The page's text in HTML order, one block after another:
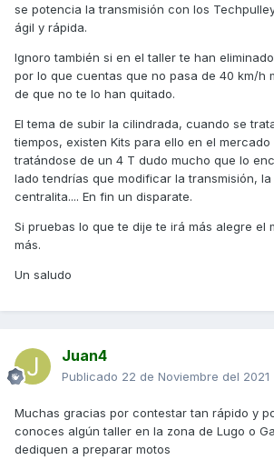
se potencia la transmisión con los
ágil y rápida.
Ignoro también si en el taller te han
por lo que cuentas que no pasa de 40 km/h
de que no te lo han quitado.
El tema de subir la cilindrada, cuando se
tiempos, existen Kits para ello en el mercado
tratándose de un 4 T dudo mucho que lo
lado tendrías que modificar la transmisión,
centralita.... En fin un disparate.
Si pruebas lo que te dije te irá más alegre el
más.
Un saludo
Juan4
Publicado 22 de Noviembre del 2021
Muchas gracias por contestar tan rápido y
conoces algún taller en la zona de Lugo o
dediquen a preparar motos